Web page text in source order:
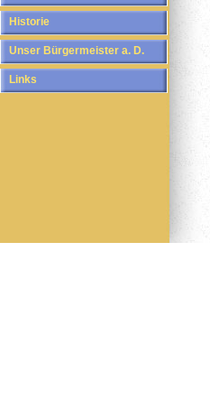
Historie
Unser Bürgermeister a. D.
Links